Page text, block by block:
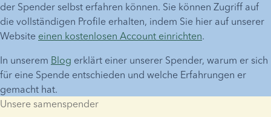
der Spender selbst erfahren können. Sie können Zugriff auf
die vollständigen Profile erhalten, indem Sie hier auf unserer
Website einen kostenlosen Account einrichten.
In unserem Blog erklärt einer unserer Spender, warum er sich
für eine Spende entschieden und welche Erfahrungen er
gemacht hat.
Unsere samenspender